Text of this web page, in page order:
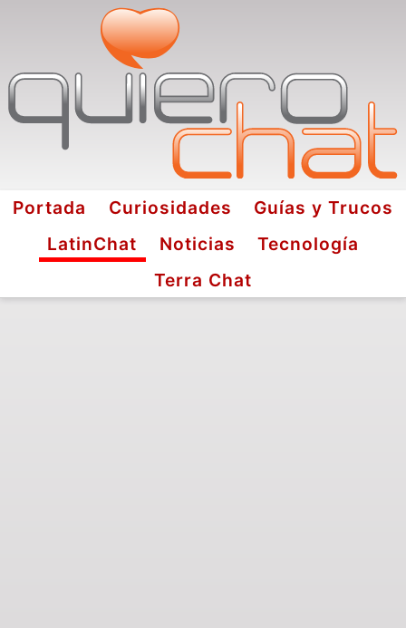
Portada Curiosidades
Guías y Trucos
LatinChat
Noticias
Tecnología
Terra Chat